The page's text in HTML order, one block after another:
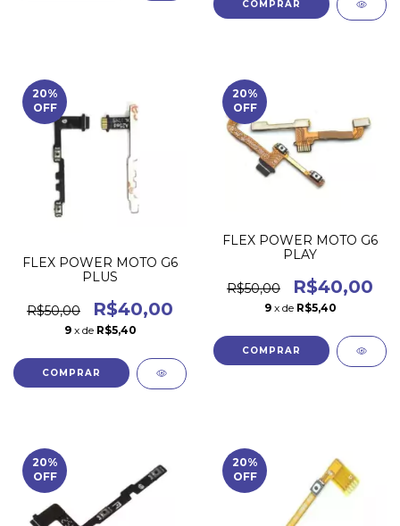
20%
OFF
FLEX POWER MOTO G6
PLUS
R$50,00 R$40,00
9 x de R$5,40
20%
OFF
FLEX POWER MOTO G6
PLAY
R$50,00 R$40,00
9 x de R$5,40
20%
OFF
20%
OFF